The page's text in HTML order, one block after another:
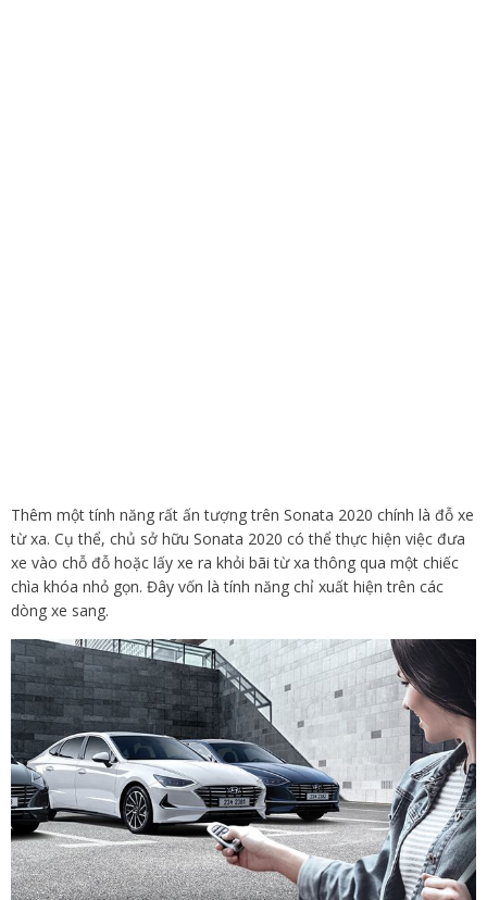
Thêm một tính năng rất ấn tượng trên Sonata 2020 chính là đỗ xe
từ xa. Cụ thể, chủ sở hữu Sonata 2020 có thể thực hiện việc đưa
xe vào chỗ đỗ hoặc lấy xe ra khỏi bãi từ xa thông qua một chiếc
chìa khóa nhỏ gọn. Đây vốn là tính năng chỉ xuất hiện trên các
dòng xe sang.